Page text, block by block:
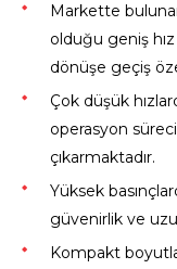
Markette
olduğu geniş
dönüşe geçiş
Çok düşük
operasyon
çıkarmaktadır.
Yüksek
güvenirlik ve
Kompakt